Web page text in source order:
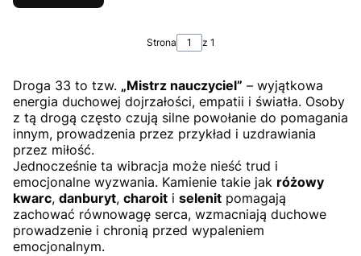
Strona z 1
Droga 33 to tzw. „Mistrz nauczyciel” – wyjątkowa
energia duchowej dojrzałości, empatii i światła. Osoby
z tą drogą często czują silne powołanie do pomagania
innym, prowadzenia przez przykład i uzdrawiania
przez miłość.
Jednocześnie ta wibracja może nieść trud i
emocjonalne wyzwania. Kamienie takie jak różowy
kwarc, danburyt, charoit i selenit pomagają
zachować równowagę serca, wzmacniają duchowe
prowadzenie i chronią przed wypaleniem
emocjonalnym.